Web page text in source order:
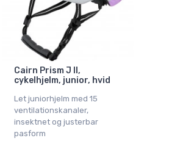
Cairn Prism J II,
cykelhjelm, junior, hvid
Let juniorhjelm med 15
ventilationskanaler,
insektnet og justerbar
pasform